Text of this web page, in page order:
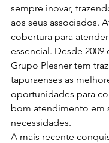
sempre inovar,
aos seus associados.
cobertura para
essencial. Desde 2009
Grupo Plesner tem
tapuraenses as
oportunidades para
bom atendimento em
necessidades.
A mais recente